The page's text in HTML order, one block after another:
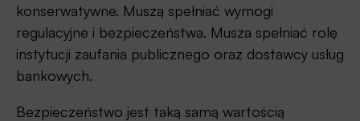
konserwatywne. Muszą spełniać wymogi
regulacyjne i bezpieczeństwa. Musza spełniać rolę
instytucji zaufania publicznego oraz dostawcy usług
bankowych.
Bezpieczeństwo jest taką samą wartością